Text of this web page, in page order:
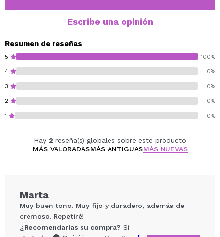
Larga duración sin resecar.
Vegan.
Cruelty free.
Escribe una opinión
Resumen de reseñas
5 100%
4 0%
3 0%
2 0%
1 0%
Hay 2 reseña(s) globales sobre este producto
MÁS VALORADASMÁS ANTIGUASMÁS NUEVAS
Marta
Muy buen tono. Muy fijo y duradero, además de
cremoso. Repetiré!
¿Recomendarías su compra? Si